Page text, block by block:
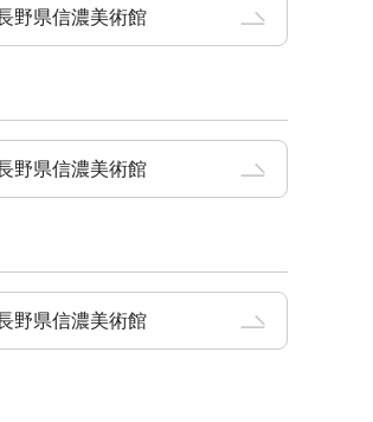
野県信濃美術館
野県信濃美術館
野県信濃美術館